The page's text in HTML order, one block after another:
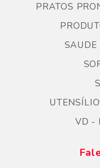
PRATOS
SAUDE
VD -